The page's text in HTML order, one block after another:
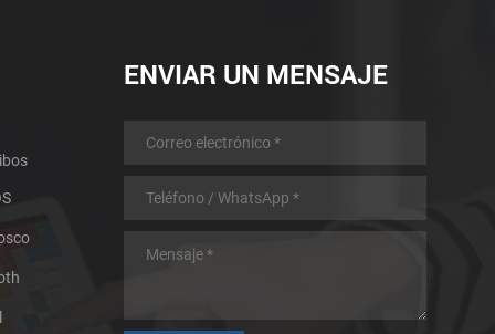
ENVIAR UN MENSAJE